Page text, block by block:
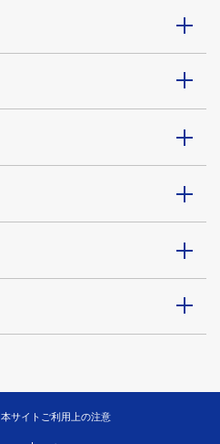
本サイトご利用上の注意